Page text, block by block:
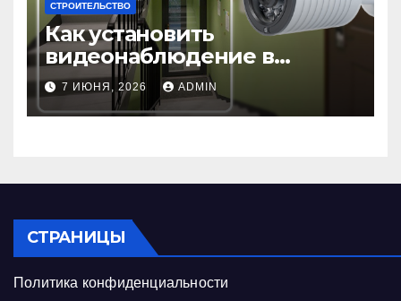
СТРОИТЕЛЬСТВО
Как установить
видеонаблюдение в
подъезде: пошаговая
инструкция и советы
7 ИЮНЯ, 2026 ADMIN
СТРАНИЦЫ
Политика конфиденциальности